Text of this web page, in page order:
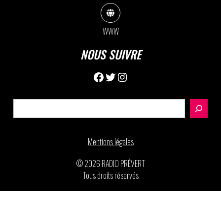
WWW
NOUS SUIVRE
Facebook
TwitterInstagram
Mentions légales
© 2026 RADIO PRÉVERT
Tous droits réservés